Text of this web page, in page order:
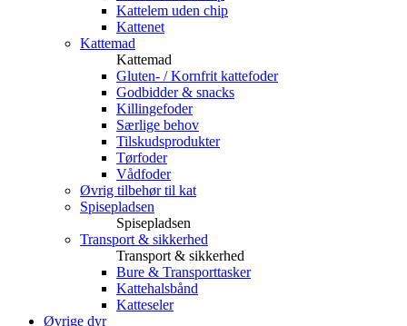
Kattelem uden chip
Kattenet
Kattemad
Kattemad
Gluten- / Kornfrit kattefoder
Godbidder & snacks
Killingefoder
Særlige behov
Tilskudsprodukter
Tørfoder
Vådfoder
Øvrig tilbehør til kat
Spisepladsen
Spisepladsen
Transport & sikkerhed
Transport & sikkerhed
Bure & Transporttasker
Kattehalsbånd
Katteseler
Øvrige dyr